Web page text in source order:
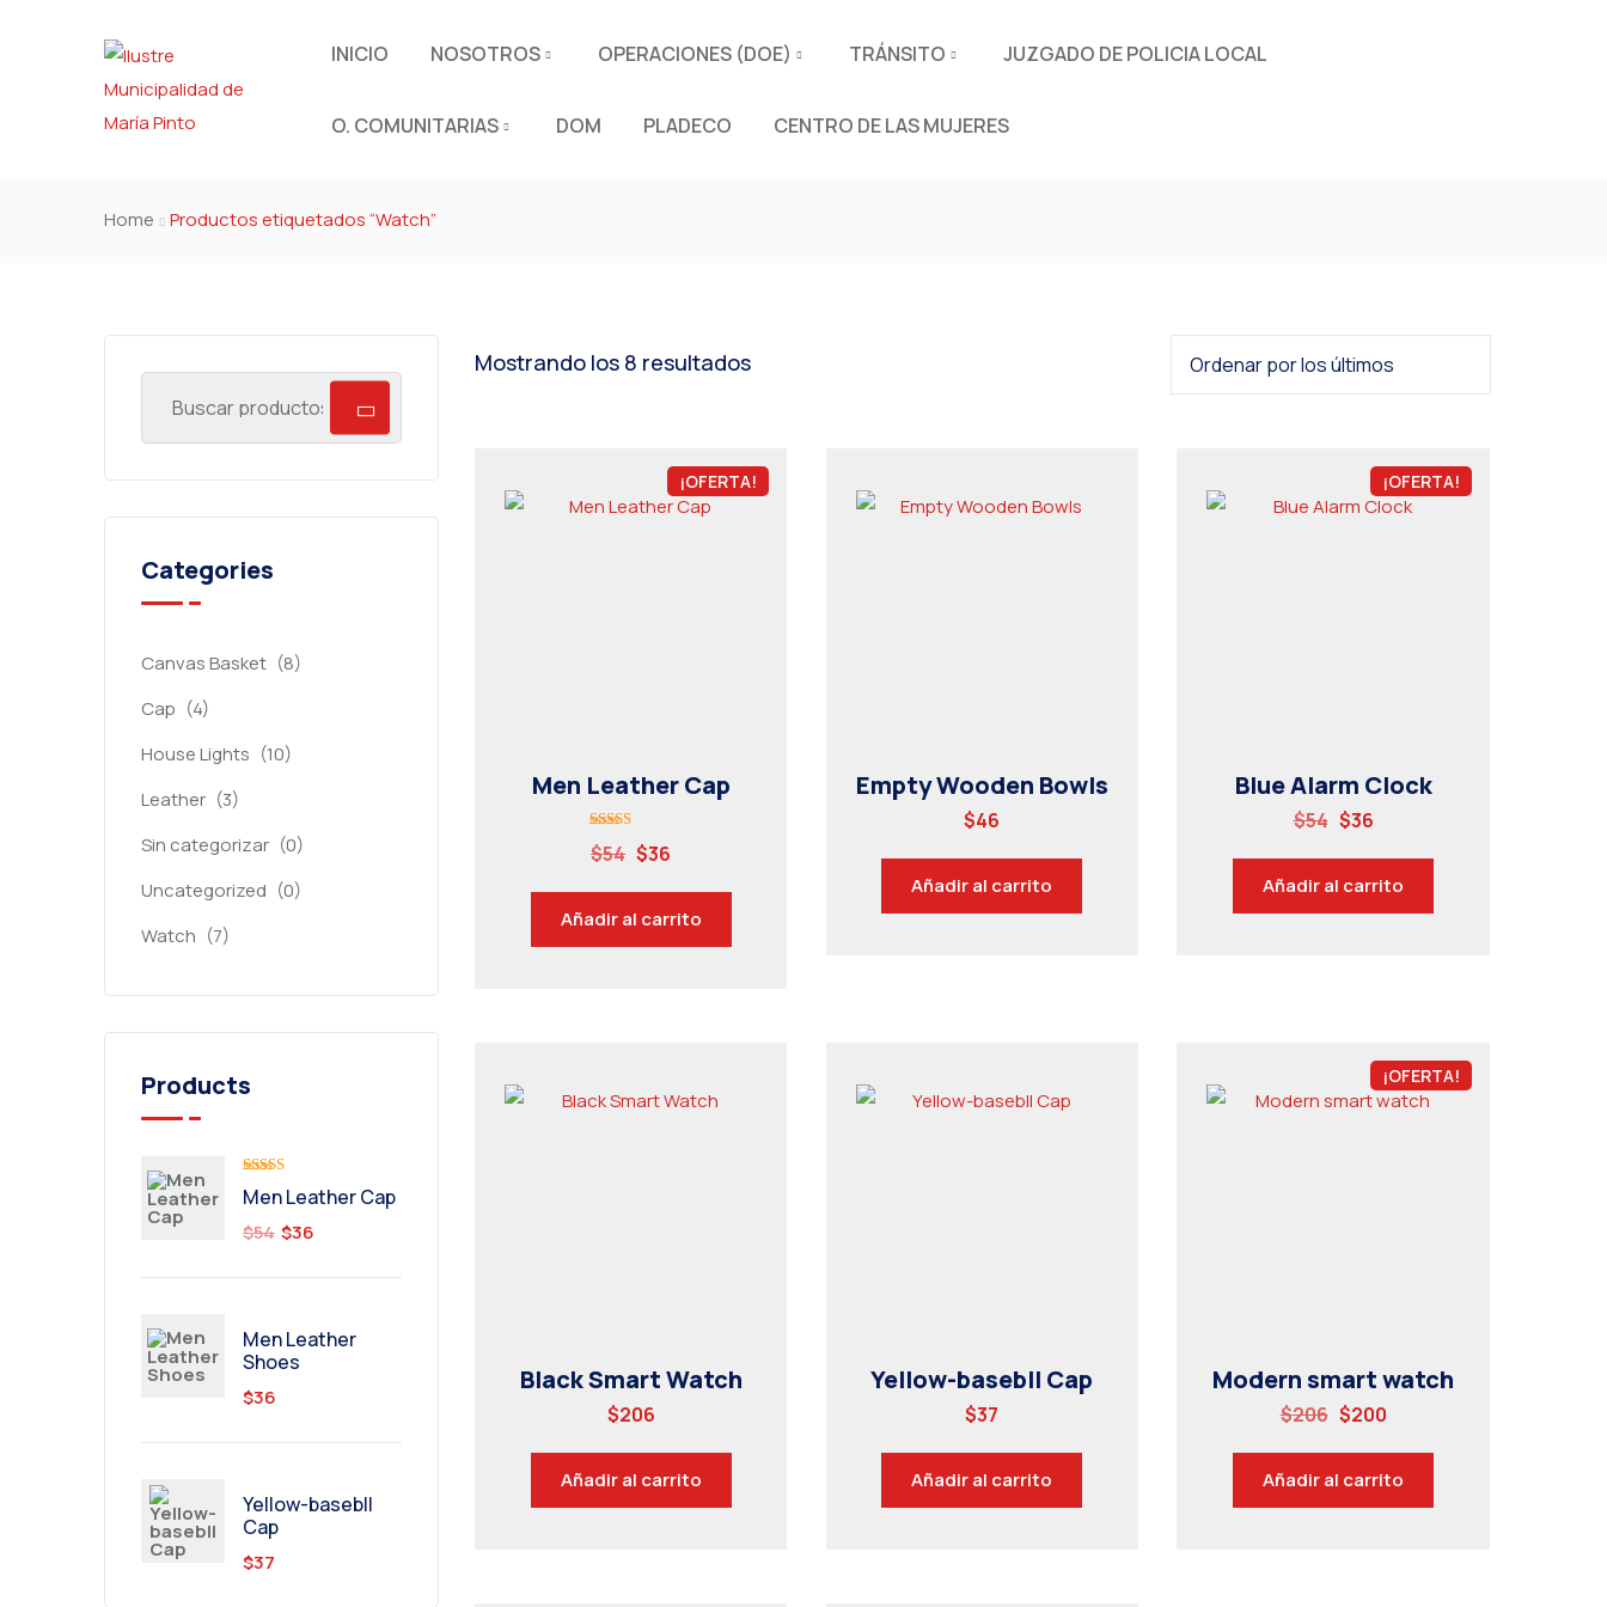
INICIO NOSOTROS OPERACIONES (DOE) TRÁNSITO JUZGADO DE POLICIA LOCAL
O. COMUNITARIAS DOM PLADECO CENTRO DE LAS MUJERES
Home Productos etiquetados “Watch”
Mostrando los 8 resultados
¡OFERTA!
Men Leather Cap
Valorado
con
de 5
$54 $36
Añadir al carrito
Empty Wooden Bowls
$46
Añadir al carrito
¡OFERTA!
Blue Alarm Clock
$54 $36
Añadir al carrito
Black Smart Watch
$206
Añadir al carrito
Yellow-basebll Cap
$37
Añadir al carrito
¡OFERTA!
Modern smart watch
$206 $200
Añadir al carrito
Categories
Canvas Basket (8)
Cap (4)
House Lights (10)
Leather (3)
Sin categorizar (0)
Uncategorized (0)
Watch (7)
Products
Valorado
con5.00de
Men Leather Cap
$54 $36
Men Leather
Shoes
$36
Yellow-basebll
Cap
$37